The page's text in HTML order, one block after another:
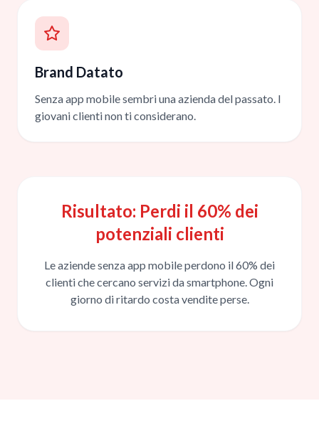
Brand Datato
Senza app mobile sembri una azienda del passato. I
giovani clienti non ti considerano.
Risultato: Perdi il 60% dei
potenziali clienti
Le aziende senza app mobile perdono il 60% dei
clienti che cercano servizi da smartphone. Ogni
giorno di ritardo costa vendite perse.